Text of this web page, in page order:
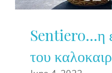
Sentiero…η
του